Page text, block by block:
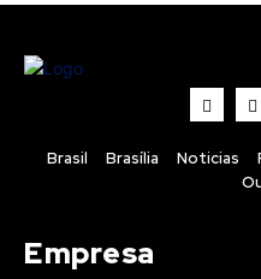
Brasil Brasília Noticias
Empresa